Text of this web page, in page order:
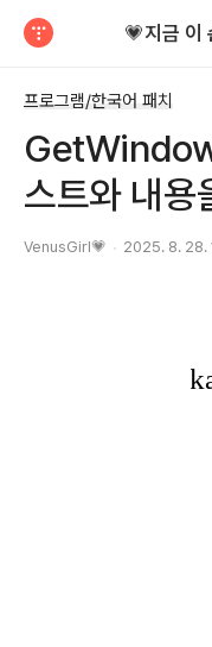
프로그램/한국어 패치
스트와 내용
VenusGirl💗 2025. 8. 28.